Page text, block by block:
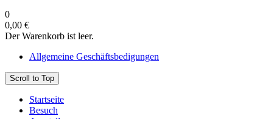
0
0,00 €
Der Warenkorb ist leer.
Allgemeine Geschäftsbedigungen
Scroll to Top
Startseite
Besuch